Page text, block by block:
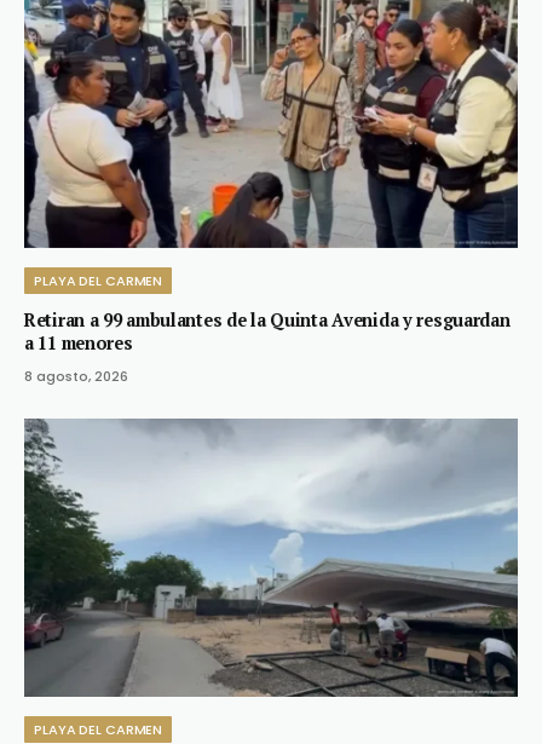
PLAYA DEL CARMEN
Retiran a 99 ambulantes de la Quinta Avenida y resguardan
a 11 menores
8 agosto, 2026
PLAYA DEL CARMEN